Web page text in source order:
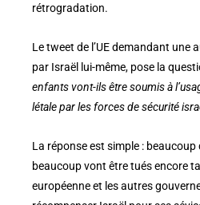
rétrogradation.
Le tweet de l’UE demandant une
par Israël lui-même, pose la
enfants vont-ils être soumis à
létale par les forces de sécurité
La réponse est simple : beaucoup
beaucoup vont être tués encore
européenne et les autres